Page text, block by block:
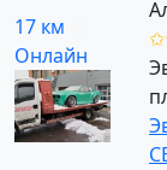
17 км
Онлайн